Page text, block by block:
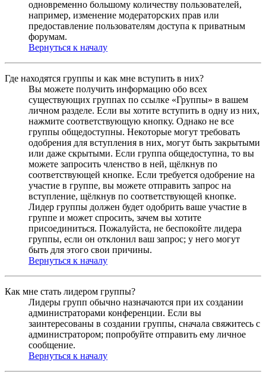
одновременно большому количеству пользователей,
например, изменение модераторских прав или
предоставление пользователям доступа к приватным
форумам.
Вернуться к началу
Где находятся группы и как мне вступить в них?
Вы можете получить информацию обо всех
существующих группах по ссылке «Группы» в вашем
личном разделе. Если вы хотите вступить в одну из них,
нажмите соответствующую кнопку. Однако не все
группы общедоступны. Некоторые могут требовать
одобрения для вступления в них, могут быть закрытыми
или даже скрытыми. Если группа общедоступна, то вы
можете запросить членство в ней, щёлкнув по
соответствующей кнопке. Если требуется одобрение на
участие в группе, вы можете отправить запрос на
вступление, щёлкнув по соответствующей кнопке.
Лидер группы должен будет одобрить ваше участие в
группе и может спросить, зачем вы хотите
присоединиться. Пожалуйста, не беспокойте лидера
группы, если он отклонил ваш запрос; у него могут
быть для этого свои причины.
Вернуться к началу
Как мне стать лидером группы?
Лидеры групп обычно назначаются при их создании
администраторами конференции. Если вы
заинтересованы в создании группы, сначала свяжитесь с
администратором; попробуйте отправить ему личное
сообщение.
Вернуться к началу